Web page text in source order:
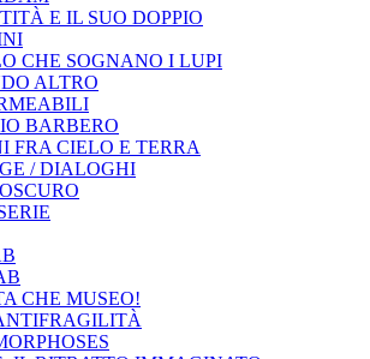
E IL SUO DOPPIO
CHE SOGNANO I LUPI
ALTRO
BARBERO
FRA CIELO E TERRA
/ DIALOGHI
CHE MUSEO!